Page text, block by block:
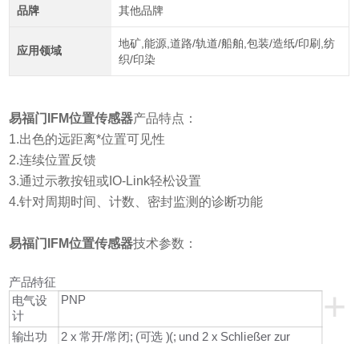
品牌 其他品牌
应用领域
地矿,能源,道路/轨道/船舶,包装/造纸/印刷,纺
织/印染
易福门IFM位置传感器产品特点：
1.出色的远距离*位置可见性
2.连续位置反馈
3.通过示教按钮或IO-Link轻松设置
4.针对周期时间、计数、密封监测的诊断功能
易福门IFM位置传感器技术参数：
+
产品特征
电气设
计
PNP
输出功
2 x 常开/常闭; (可选 )(; und 2 x Schließer zur